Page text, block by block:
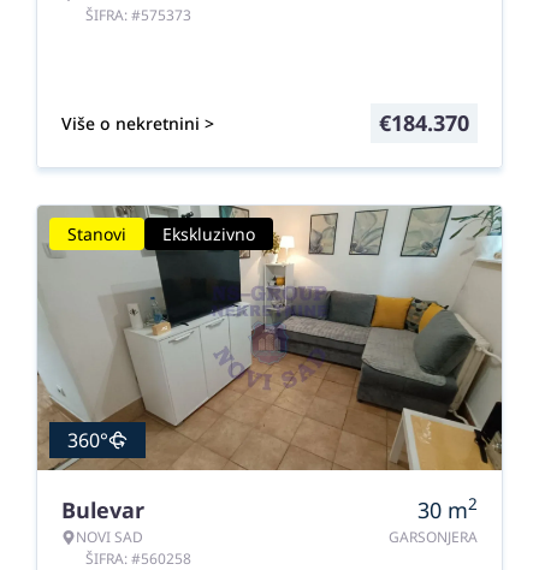
ŠIFRA: #575373
Više o nekretnini > €184.370
Stanovi Ekskluzivno
360°
Bulevar
NOVI SAD
ŠIFRA: #560258
30 m2
GARSONJERA